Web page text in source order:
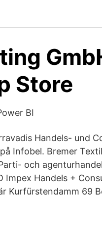
Store
BI
Handels- und
Infobel. Bremer Textil
och
Impex Handels +
Kurfürstendamm 69